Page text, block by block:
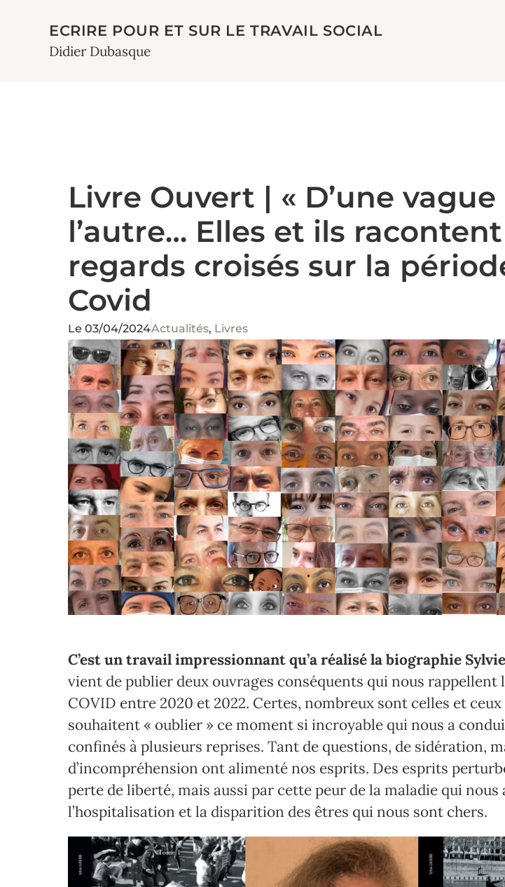
ECRIRE POUR ET SUR LE TRAVAIL SOCIAL
Didier Dubasque
Livre Ouvert | « D’une vague
l’autre… Elles et ils racontent
regards croisés sur la
Covid
Le 03/04/2024Actualités, Livres
C’est un travail impressionnant qu’a réalisé la biographie
vient de publier deux ouvrages conséquents qui nous rappellent
COVID entre 2020 et 2022. Certes, nombreux sont celles et
souhaitent « oublier » ce moment si incroyable qui nous a
confinés à plusieurs reprises. Tant de questions, de sidération,
d’incompréhension ont alimenté nos esprits. Des esprits
perte de liberté, mais aussi par cette peur de la maladie qui
l’hospitalisation et la disparition des êtres qui nous sont chers.